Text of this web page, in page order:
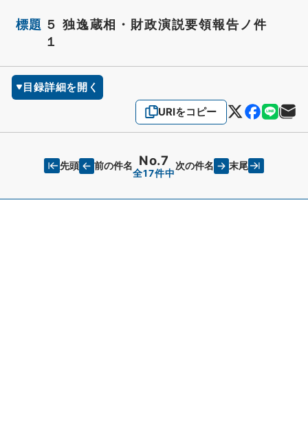
標題 ５ 独逸蔵相・財政演説要領報告ノ件
１
目録詳細を開く
URIをコピー
先頭 前の件名 No.7
全17件中
次の件名 末尾